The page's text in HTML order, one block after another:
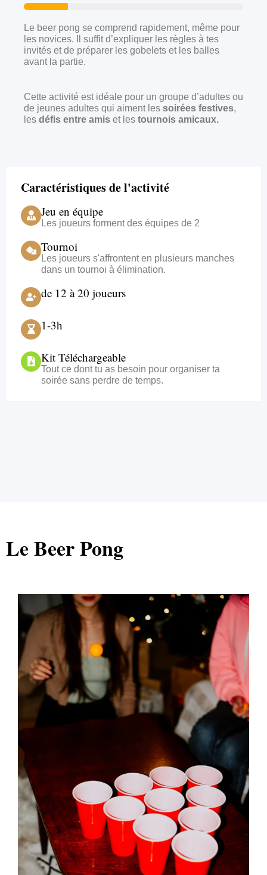
Caractéristiques de l'activité
Jeu en équipe
Les joueurs forment des équipes de 2
Tournoi
Les joueurs s'affrontent en plusieurs manches
dans un tournoi à élimination.
de 12 à 20 joueurs
1-3h
Kit Téléchargeable
Tout ce dont tu as besoin pour organiser ta
soirée sans perdre de temps.
Le beer pong se comprend rapidement, même pour
les novices. Il suffit d’expliquer les règles à tes
invités et de préparer les gobelets et les balles
avant la partie.
Cette activité est idéale pour un groupe d’adultes ou
de jeunes adultes qui aiment les soirées festives,
les défis entre amis et les tournois amicaux.
Le Beer Pong